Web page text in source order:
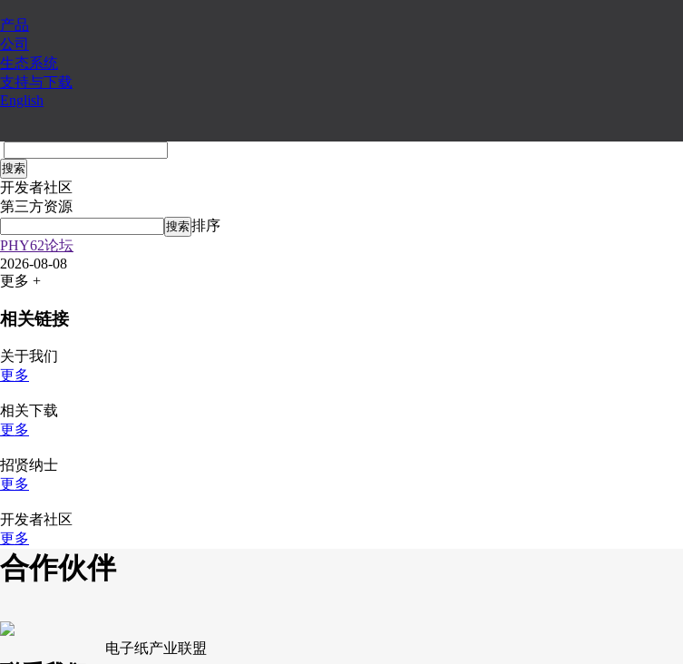
产品
公司
生态系统
支持与下载
English
搜索
开发者社区
第三方资源
搜索排序
PHY62论坛
2026-08-08
更多 +
相关链接
关于我们
更多
相关下载
更多
招贤纳士
更多
开发者社区
更多
合作伙伴
电子纸产业联盟